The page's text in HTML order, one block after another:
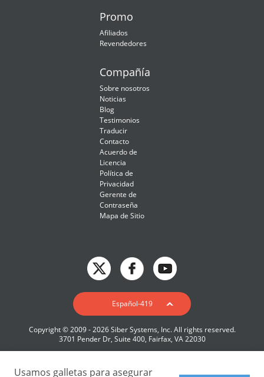
Promo
Afiliados
Revendedores
Compañía
Sobre nosotros
Noticias
Blog
Testimonios
Traducir
Contacto
Acuerdo de
Licencia
Política de
Privacidad
Gerente de
Contraseña
Mapa de Sitio
Español-419
English
Deutsch
Español-419
Français
Italiano
Copyright © 2009 - 2026 Siber Systems, Inc. All rights reserved.
3701 Pender Dr, Suite 400, Fairfax, VA 22030
Usamos galletas para asegurar